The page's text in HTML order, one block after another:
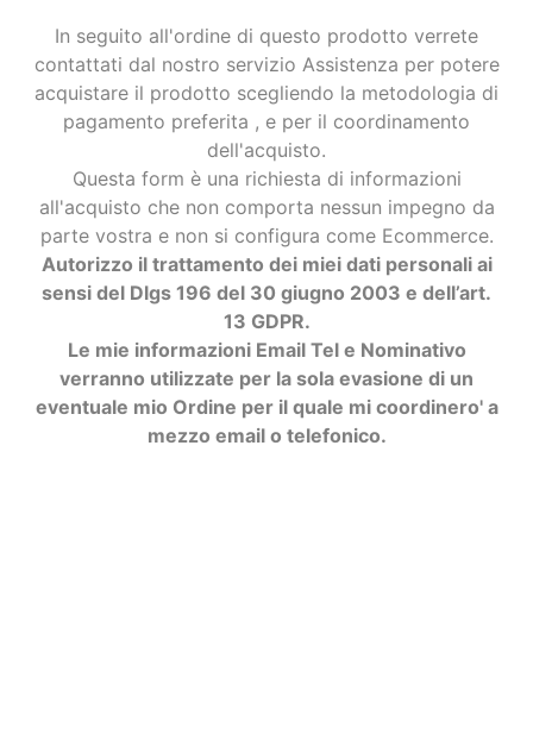
In seguito all'ordine di questo prodotto verrete
contattati dal nostro servizio Assistenza per potere
acquistare il prodotto scegliendo la metodologia di
pagamento preferita , e per il coordinamento
dell'acquisto.
Questa form è una richiesta di informazioni
all'acquisto che non comporta nessun impegno da
parte vostra e non si configura come Ecommerce.
Autorizzo il trattamento dei miei dati personali ai
sensi del Dlgs 196 del 30 giugno 2003 e dell’art.
13 GDPR.
Le mie informazioni Email Tel e Nominativo
verranno utilizzate per la sola evasione di un
eventuale mio Ordine per il quale mi coordinero' a
mezzo email o telefonico.